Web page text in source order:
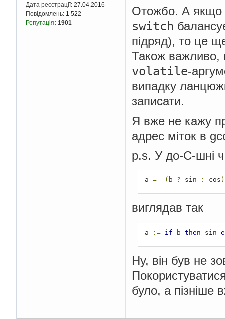
Дата реєстрації: 27.04.2016
Повідомлень: 1 522
Репутація: 1901
Отожбо. А якщо
switch
підряд), то це
Також
volatile-
випадку
записати.
Я вже не кажу
адрес міток в
p.s. У до-С-шні
a = ( b ? sin : cos
виглядав так
a := if b then sin
Ну, він був не
було, а пізніше